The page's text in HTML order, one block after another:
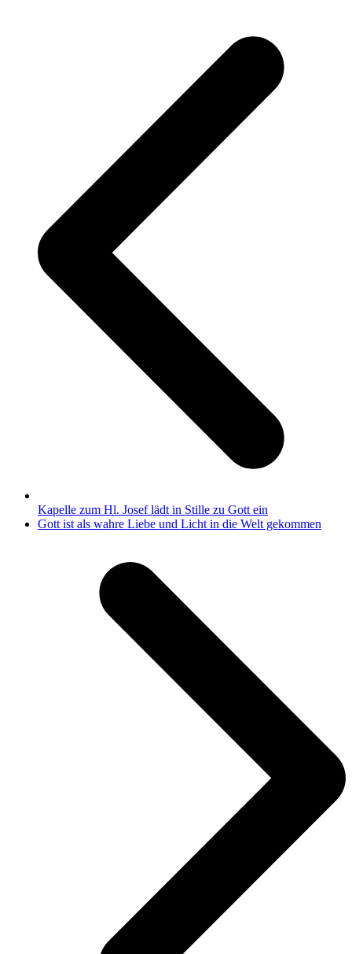
Kapelle zum Hl. Josef lädt in Stille zu Gott ein
Nächster
Gott ist als wahre Liebe und Licht in die Welt gekommen